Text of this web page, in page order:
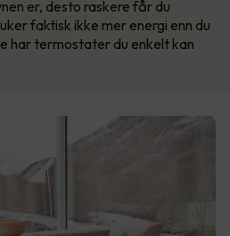
er, desto raskere får du
faktisk ikke mer energi enn du
har termostater du enkelt kan